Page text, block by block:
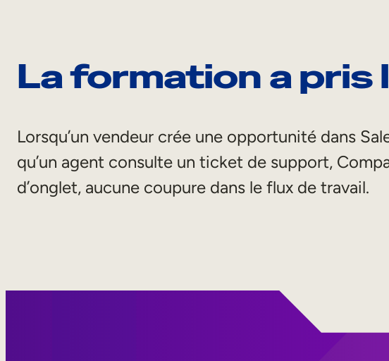
La formation a pris
Lorsqu’un vendeur crée une opportunité dans
qu’un agent consulte un ticket de support,
d’onglet, aucune coupure dans le flux de travail.